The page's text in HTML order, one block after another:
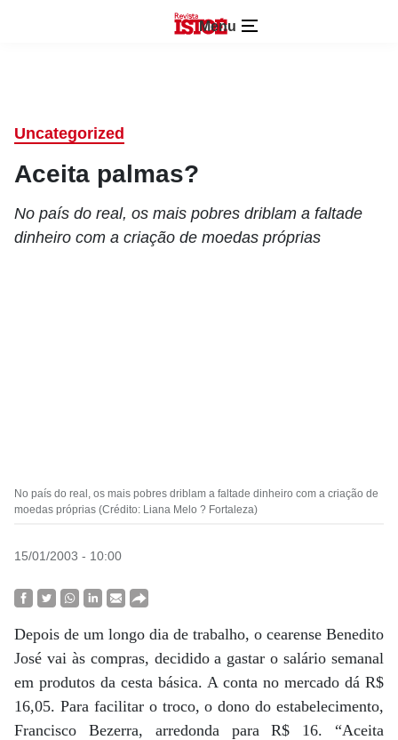
Menu
Uncategorized
Aceita palmas?
No país do real, os mais pobres driblam a faltade
dinheiro com a criação de moedas próprias
No país do real, os mais pobres driblam a faltade dinheiro com a criação de
moedas próprias (Crédito: Liana Melo ? Fortaleza)
15/01/2003 - 10:00
Depois de um longo dia de trabalho, o cearense Benedito
José vai às compras, decidido a gastar o salário semanal
em produtos da cesta básica. A conta no mercado dá R$
16,05. Para facilitar o troco, o dono do estabelecimento,
Francisco Bezerra, arredonda para R$ 16. “Aceita